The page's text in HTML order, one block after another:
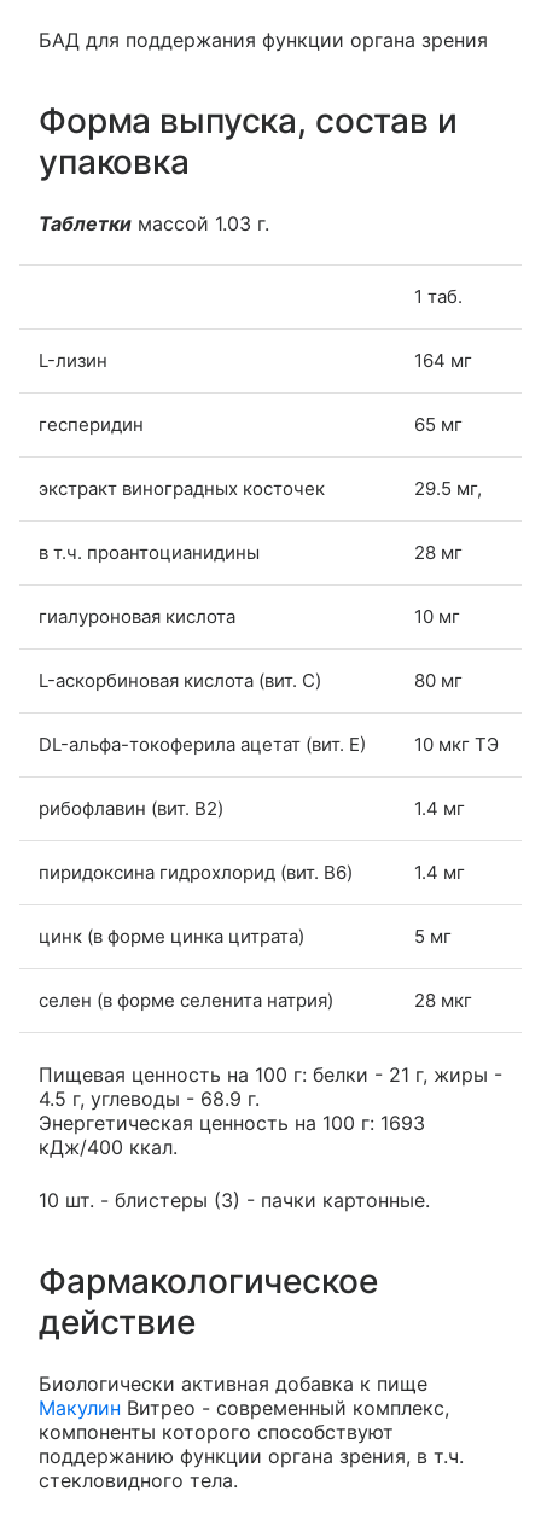
БАД для поддержания функции органа зрения
Форма выпуска, состав и
упаковка
Таблетки массой 1.03 г.
1 таб.
L-лизин 164 мг
гесперидин 65 мг
экстракт виноградных косточек 29.5 мг,
в т.ч. проантоцианидины 28 мг
гиалуроновая кислота 10 мг
L-аскорбиновая кислота (вит. C) 80 мг
DL-альфа-токоферила ацетат (вит. Е) 10 мкг ТЭ
рибофлавин (вит. B2) 1.4 мг
пиридоксина гидрохлорид (вит. B6) 1.4 мг
цинк (в форме цинка цитрата) 5 мг
селен (в форме селенита натрия) 28 мкг
Пищевая ценность на 100 г: белки - 21 г, жиры -
4.5 г, углеводы - 68.9 г.
Энергетическая ценность на 100 г: 1693
кДж/400 ккал.
10 шт. - блистеры (3) - пачки картонные.
Фармакологическое
действие
Биологически активная добавка к пище
Макулин Витрео - современный комплекс,
компоненты которого способствуют
поддержанию функции органа зрения, в т.ч.
стекловидного тела.